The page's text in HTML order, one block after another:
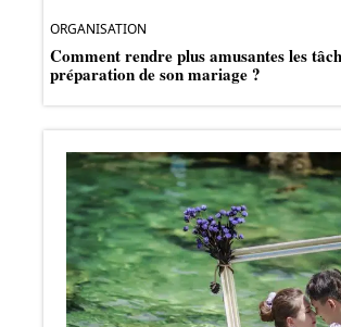
ORGANISATION
Comment rendre plus amusantes les
préparation de son mariage ?